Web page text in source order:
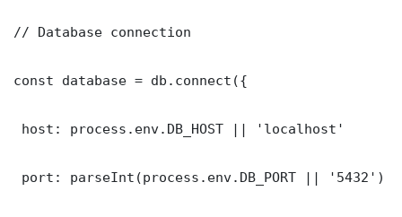
// Database connection
const database = db.connect({
host: process.env.DB_HOST || 'localhost'
port: parseInt(process.env.DB_PORT || '5432')